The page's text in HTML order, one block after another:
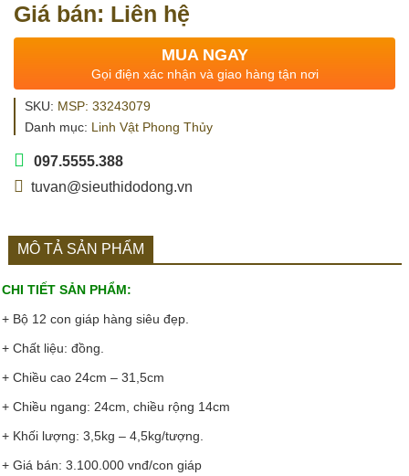
Giá bán: Liên hệ
MUA NGAY
Gọi điện xác nhận và giao hàng tận nơi
SKU: MSP: 33243079
Danh mục: Linh Vật Phong Thủy
097.5555.388
tuvan@sieuthidodong.vn
MÔ TẢ SẢN PHẨM
CHI TIẾT SẢN PHẨM:
+ Bộ 12 con giáp hàng siêu đẹp.
+ Chất liệu: đồng.
+ Chiều cao 24cm – 31,5cm
+ Chiều ngang: 24cm, chiều rộng 14cm
+ Khối lượng: 3,5kg – 4,5kg/tượng.
+ Giá bán: 3.100.000 vnđ/con giáp